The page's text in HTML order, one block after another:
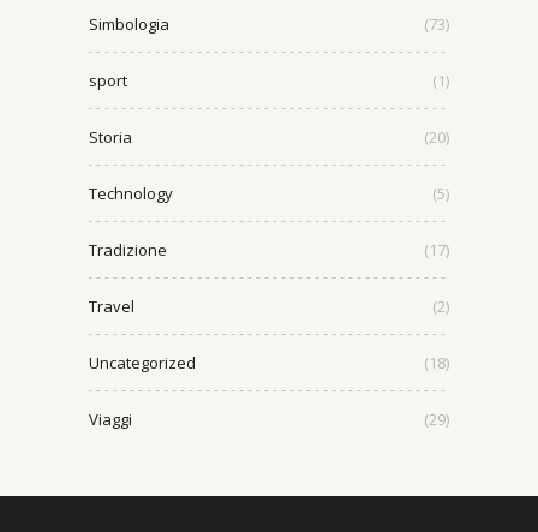
Simbologia (73)
sport (1)
Storia (20)
Technology (5)
Tradizione (17)
Travel (2)
Uncategorized (18)
Viaggi (29)